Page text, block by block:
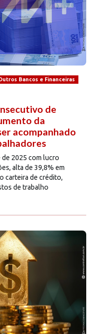
Bancos e Financeiras
de
da
acompanhado
2025 com lucro
alta de 39,8% em
carteira de crédito,
de trabalho